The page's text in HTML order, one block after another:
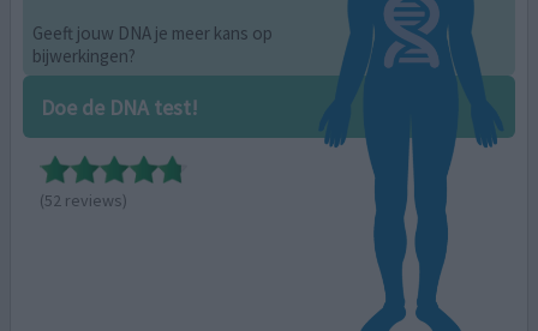
Geeft jouw DNA je meer kans op
bijwerkingen?
Doe de DNA test!
(52 reviews)